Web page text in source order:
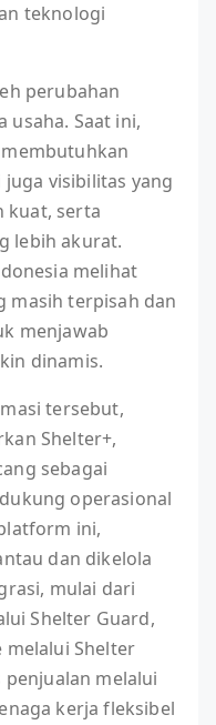
teknologi
perubahan
usaha. Saat ini,
visibilitas yang
kuat, serta
lebih akurat.
melihat
masih terpisah dan
menjawab
dinamis.
tersebut,
Shelter+,
sebagai
operasional
ini,
dan dikelola
mulai dari
Shelter Guard,
melalui Shelter
penjualan melalui
kerja fleksibel